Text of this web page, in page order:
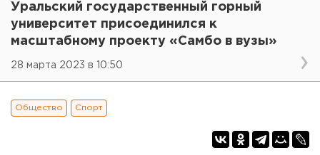
Уральский государственный горный
университет присоединился к
масштабному проекту «Самбо в вузы»
28 марта 2023 в 10:50
Общество Спорт